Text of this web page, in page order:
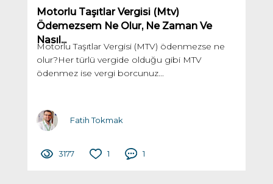
Motorlu Taşıtlar Vergisi (Mtv)
Ödemezsem Ne Olur, Ne Zaman Ve
Nasıl...
Motorlu Taşıtlar Vergisi (MTV) ödenmezse ne
olur?Her türlü vergide olduğu gibi MTV
ödenmez ise vergi borcunuz...
Fatih Tokmak
3177 1 1